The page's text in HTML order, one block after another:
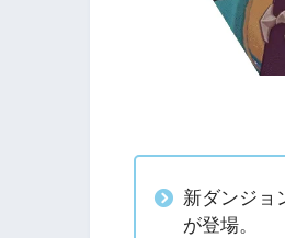
新ダンジョ
が登場。